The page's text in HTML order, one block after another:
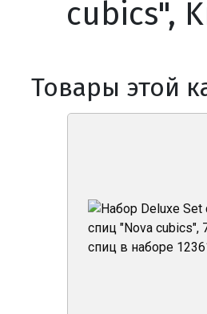
cubics",
Товары этой